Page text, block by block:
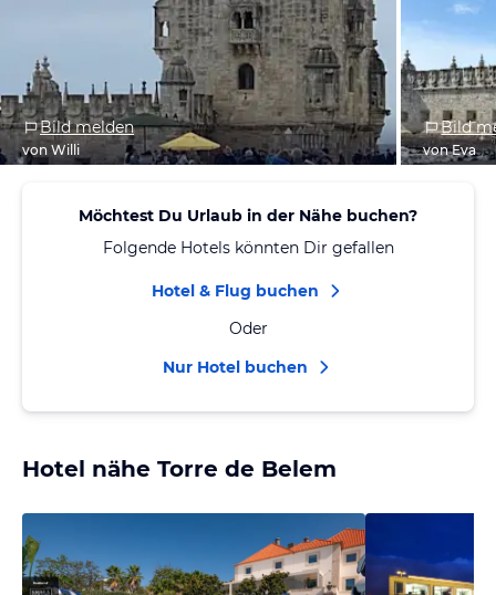
Bild melden
von Willi
Bild
von Eva
Möchtest Du Urlaub in der Nähe buchen?
Folgende Hotels könnten Dir gefallen
Hotel & Flug buchen
Oder
Nur Hotel buchen
Hotel nähe Torre de Belem